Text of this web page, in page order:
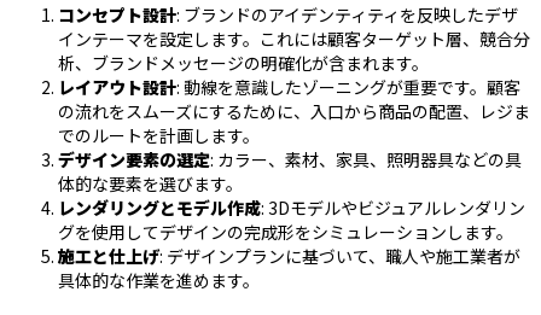
コンセプト設計: ブランドのアイデンティティを反映したデザ
インテーマを設定します。これには顧客ターゲット層、競合分
析、ブランドメッセージの明確化が含まれます。
レイアウト設計: 動線を意識したゾーニングが重要です。顧客
の流れをスムーズにするために、入口から商品の配置、レジま
でのルートを計画します。
デザイン要素の選定: カラー、素材、家具、照明器具などの具
体的な要素を選びます。
レンダリングとモデル作成: 3Dモデルやビジュアルレンダリン
グを使用してデザインの完成形をシミュレーションします。
施工と仕上げ: デザインプランに基づいて、職人や施工業者が
具体的な作業を進めます。